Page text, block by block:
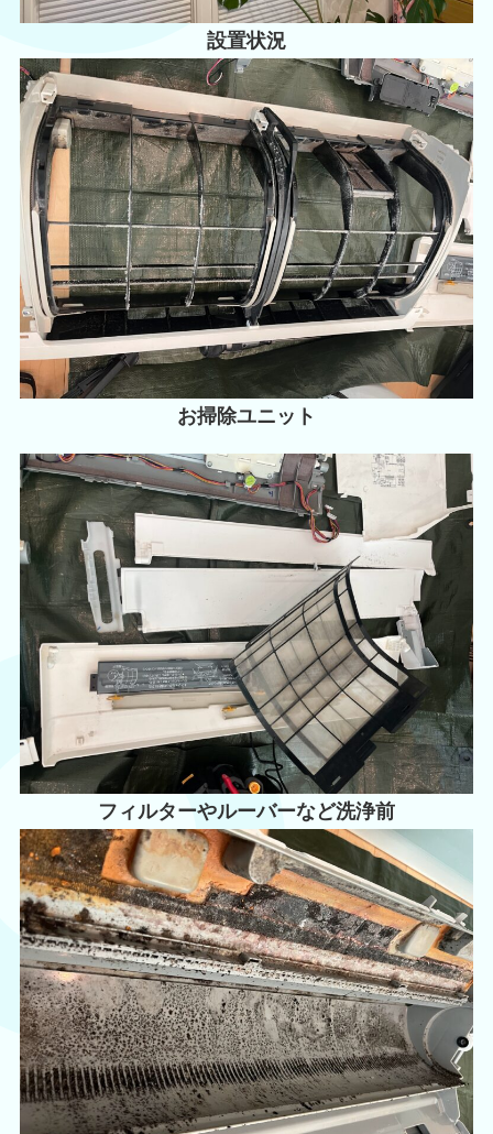
設置状況
お掃除ユニット
フィルターやルーバーなど洗浄前